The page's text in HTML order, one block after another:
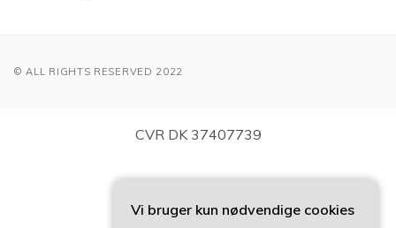
© ALL RIGHTS RESERVED 2022
CVR DK 37407739
Vi bruger kun nødvendige cookies